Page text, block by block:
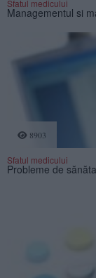
Sfatul medicului
Managementul si
8903
Sfatul medicului
Probleme de